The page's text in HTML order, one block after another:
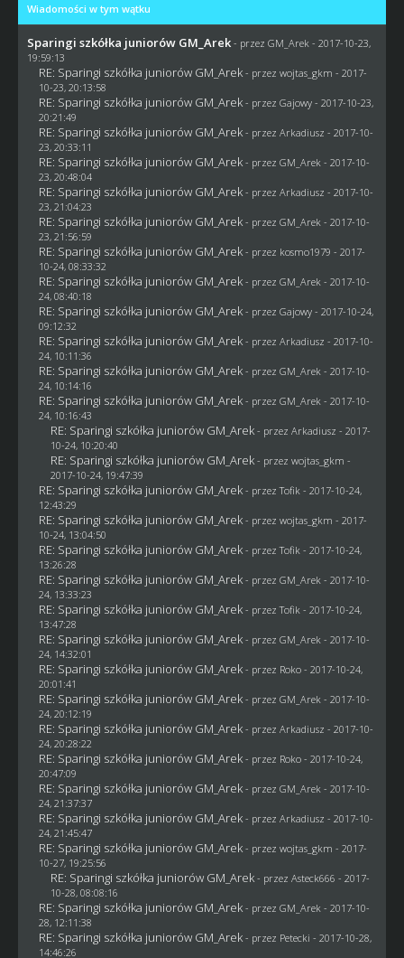
Wiadomości w tym wątku
Sparingi szkółka juniorów GM_Arek - przez GM_Arek - 2017-10-23,
19:59:13
RE: Sparingi szkółka juniorów GM_Arek - przez wojtas_gkm - 2017-
10-23, 20:13:58
RE: Sparingi szkółka juniorów GM_Arek - przez Gajowy- 2017-10-23,
20:21:49
RE: Sparingi szkółka juniorów GM_Arek - przez Arkadiusz - 2017-10-
23, 20:33:11
RE: Sparingi szkółka juniorów GM_Arek - przez GM_Arek - 2017-10-
23, 20:48:04
RE: Sparingi szkółka juniorów GM_Arek - przez Arkadiusz - 2017-10-
23, 21:04:23
RE: Sparingi szkółka juniorów GM_Arek - przez GM_Arek - 2017-10-
23, 21:56:59
RE: Sparingi szkółka juniorów GM_Arek - przez kosmo1979 - 2017-
10-24, 08:33:32
RE: Sparingi szkółka juniorów GM_Arek - przez GM_Arek - 2017-10-
24, 08:40:18
RE: Sparingi szkółka juniorów GM_Arek - przez Gajowy- 2017-10-24,
09:12:32
RE: Sparingi szkółka juniorów GM_Arek - przez Arkadiusz - 2017-10-
24, 10:11:36
RE: Sparingi szkółka juniorów GM_Arek - przez GM_Arek - 2017-10-
24, 10:14:16
RE: Sparingi szkółka juniorów GM_Arek - przez GM_Arek - 2017-10-
24, 10:16:43
RE: Sparingi szkółka juniorów GM_Arek - przez Arkadiusz - 2017-
10-24, 10:20:40
RE: Sparingi szkółka juniorów GM_Arek - przez wojtas_gkm -
2017-10-24, 19:47:39
RE: Sparingi szkółka juniorów GM_Arek - przezTofik - 2017-10-24,
12:43:29
RE: Sparingi szkółka juniorów GM_Arek - przez wojtas_gkm - 2017-
10-24, 13:04:50
RE: Sparingi szkółka juniorów GM_Arek - przezTofik - 2017-10-24,
13:26:28
RE: Sparingi szkółka juniorów GM_Arek - przez GM_Arek - 2017-10-
24, 13:33:23
RE: Sparingi szkółka juniorów GM_Arek - przezTofik - 2017-10-24,
13:47:28
RE: Sparingi szkółka juniorów GM_Arek - przez GM_Arek - 2017-10-
24, 14:32:01
RE: Sparingi szkółka juniorów GM_Arek - przez Roko- 2017-10-24,
20:01:41
RE: Sparingi szkółka juniorów GM_Arek - przez GM_Arek - 2017-10-
24, 20:12:19
RE: Sparingi szkółka juniorów GM_Arek - przez Arkadiusz - 2017-10-
24, 20:28:22
RE: Sparingi szkółka juniorów GM_Arek - przez Roko- 2017-10-24,
20:47:09
RE: Sparingi szkółka juniorów GM_Arek - przez GM_Arek - 2017-10-
24, 21:37:37
RE: Sparingi szkółka juniorów GM_Arek - przez Arkadiusz - 2017-10-
24, 21:45:47
RE: Sparingi szkółka juniorów GM_Arek - przez wojtas_gkm - 2017-
10-27, 19:25:56
RE: Sparingi szkółka juniorów GM_Arek - przez Asteck666 - 2017-
10-28, 08:08:16
RE: Sparingi szkółka juniorów GM_Arek - przez GM_Arek - 2017-10-
28, 12:11:38
RE: Sparingi szkółka juniorów GM_Arek - przez Petecki - 2017-10-28,
14:46:26